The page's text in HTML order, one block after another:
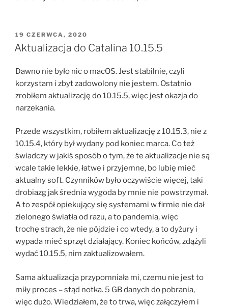
OPUBLIKOWANE
W
19 CZERWCA, 2020
Aktualizacja do Catalina 10.15.5
Dawno nie było nic o macOS. Jest stabilnie, czyli
korzystam i zbyt zadowolony nie jestem. Ostatnio
zrobiłem aktualizację do 10.15.5, więc jest okazja do
narzekania.
Przede wszystkim, robiłem aktualizację z 10.15.3, nie z
10.15.4, który był wydany pod koniec marca. Co też
świadczy w jakiś sposób o tym, że te aktualizacje nie są
wcale takie lekkie, łatwe i przyjemne, bo lubię mieć
aktualny soft. Czynników było oczywiście więcej, taki
drobiazg jak średnia wygoda by mnie nie powstrzymał.
A to zespół opiekujący się systemami w firmie nie dał
zielonego światła od razu, a to pandemia, więc
trochę strach, że nie pójdzie i co wtedy, a to dyżury i
wypada mieć sprzęt działający. Koniec końców, zdążyli
wydać 10.15.5, nim zaktualizowałem.
Sama aktualizacja przypomniała mi, czemu nie jest to
miły proces – stąd notka. 5 GB danych do pobrania,
więc dużo. Wiedziałem, że to trwa, więc załączyłem i